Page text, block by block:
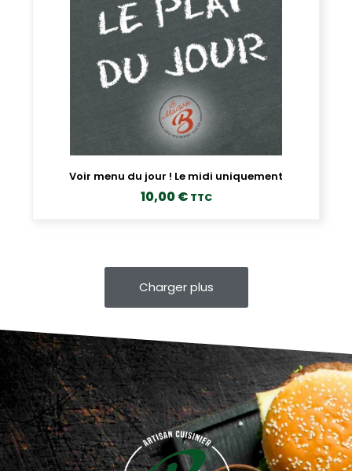
Voir menu du jour ! Le midi uniquement
10,00€ TTC
Charger plus